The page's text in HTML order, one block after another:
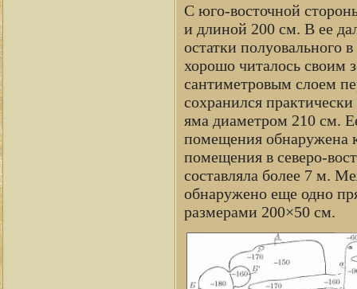
С юго-восточной
и длиной 200 см. В ее
остатки полуовального
хорошо читалось
сантиметровым слоем
сохранился
яма диаметром 210 см.
помещения обнаружена
помещения в северо-
составляла более 7 м.
обнаружено еще одно
размерами 200×50 см.